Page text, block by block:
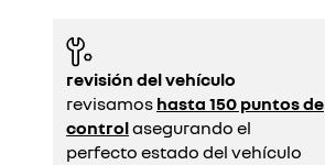
revisión del vehículo
revisamos hasta 150 puntos de
controlasegurando el
perfecto estado del vehículo